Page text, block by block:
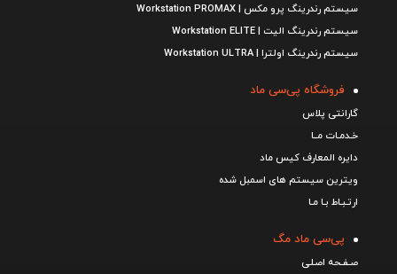
سیستم رندرینگ پرو مکس | Workstation PROMAX
سیستم رندرینگ الیت | Workstation ELITE
سیستم رندرینگ اولترا | Workstation ULTRA
فروشگاه پی‌سی ماد
گارانتی پلاس
خـدمـات مــا
دایره المعارف کیس ماد
ویترین سیستم های اسمبل شده
ارتـبـاط بـا مـا
پی‌سی ماد مگ
صـفـحه اصـلی